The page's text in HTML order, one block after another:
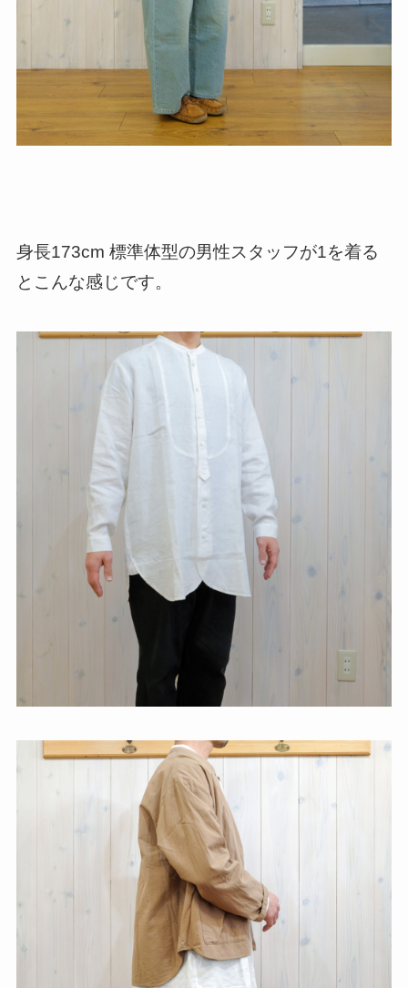
身長173cm 標準体型の男性スタッフが1を着る
とこんな感じです。